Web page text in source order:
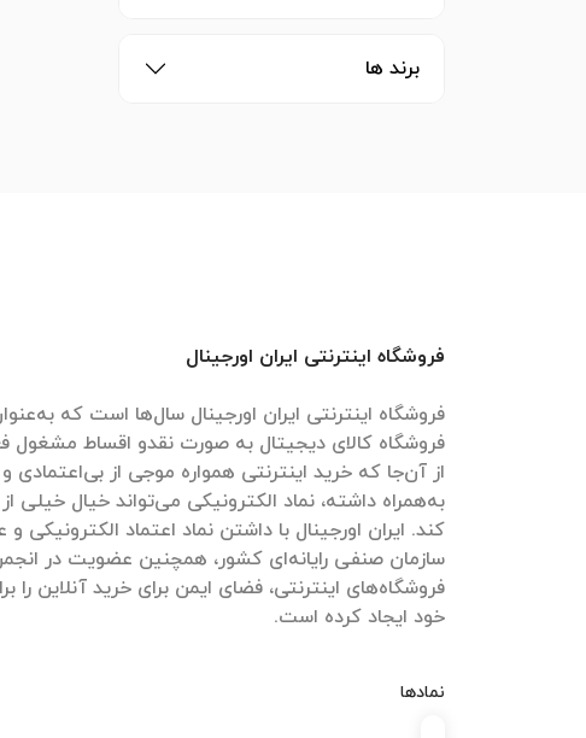
برند ها
فروشگاه اینترنتی ایران اورجینال
فروشگاه اینترنتی ایران اورجینال سال‌ها است که
فروشگاه کالای دیجیتال به صورت نقدو اقساط مشغول
از آن‌جا که خرید اینترنتی همواره موجی از بی‌اعتمادی
به‌همراه داشته، نماد الکترونیکی می‌تواند خیال خیلی از
کند. ایران اورجینال با داشتن نماد اعتماد الکترونیکی
سازمان صنفی رایانه‌ای کشور، همچنین عضویت در
فروشگاه‌های اینترنتی، فضای ایمن برای خرید آنلاین را
خود ایجاد کرده است.
نمادها